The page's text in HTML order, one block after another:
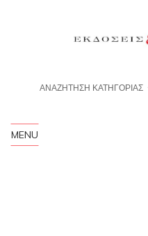
ΑΝΑΖΗΤΗΣΗ ΚΑΤΗΓΟΡΙΑΣ
MENU